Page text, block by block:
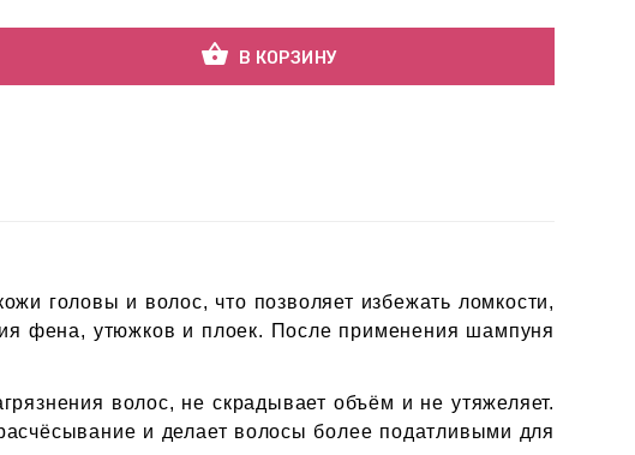
shopping_basket В КОРЗИНУ
головы и волос, что позволяет избежать ломкости,
фена, утюжков и плоек. После применения шампуня
волос, не скрадывает объём и не утяжеляет.
и делает волосы более податливыми для